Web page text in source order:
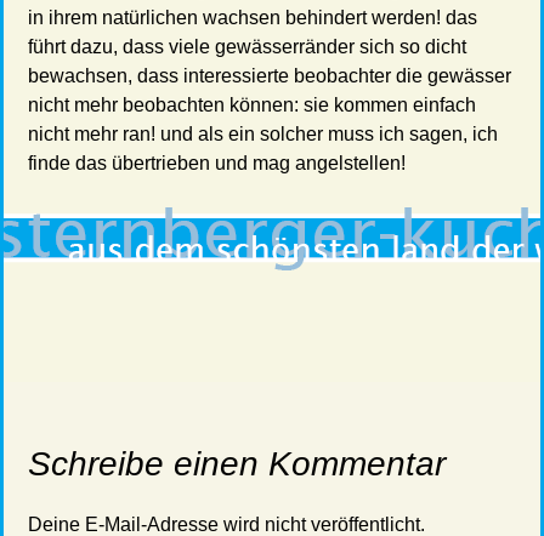
in ihrem natürlichen wachsen behindert werden! das
führt dazu, dass viele gewässerränder sich so dicht
bewachsen, dass interessierte beobachter die gewässer
nicht mehr beobachten können: sie kommen einfach
nicht mehr ran! und als ein solcher muss ich sagen, ich
finde das übertrieben und mag angelstellen!
Schreibe einen Kommentar
Deine E-Mail-Adresse wird nicht veröffentlicht.